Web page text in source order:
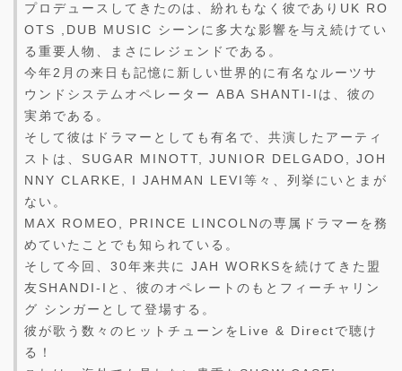
プロデュースしてきたのは、紛れもなく彼でありUK RO
OTS ,DUB MUSIC シーンに多大な影響を与え続けてい
る重要人物、まさにレジェンドである。
今年2月の来日も記憶に新しい世界的に有名なルーツサ
ウンドシステムオペレーター ABA SHANTI-Iは、彼の
実弟である。
そして彼はドラマーとしても有名で、共演したアーティ
ストは、SUGAR MINOTT, JUNIOR DELGADO, JOH
NNY CLARKE, I JAHMAN LEVI等々、列挙にいとまが
ない。
MAX ROMEO, PRINCE LINCOLNの専属ドラマーを務
めていたことでも知られている。
そして今回、30年来共に JAH WORKSを続けてきた盟
友SHANDI-Iと、彼のオペレートのもとフィーチャリン
グ シンガーとして登場する。
彼が歌う数々のヒットチューンをLive & Directで聴け
る！